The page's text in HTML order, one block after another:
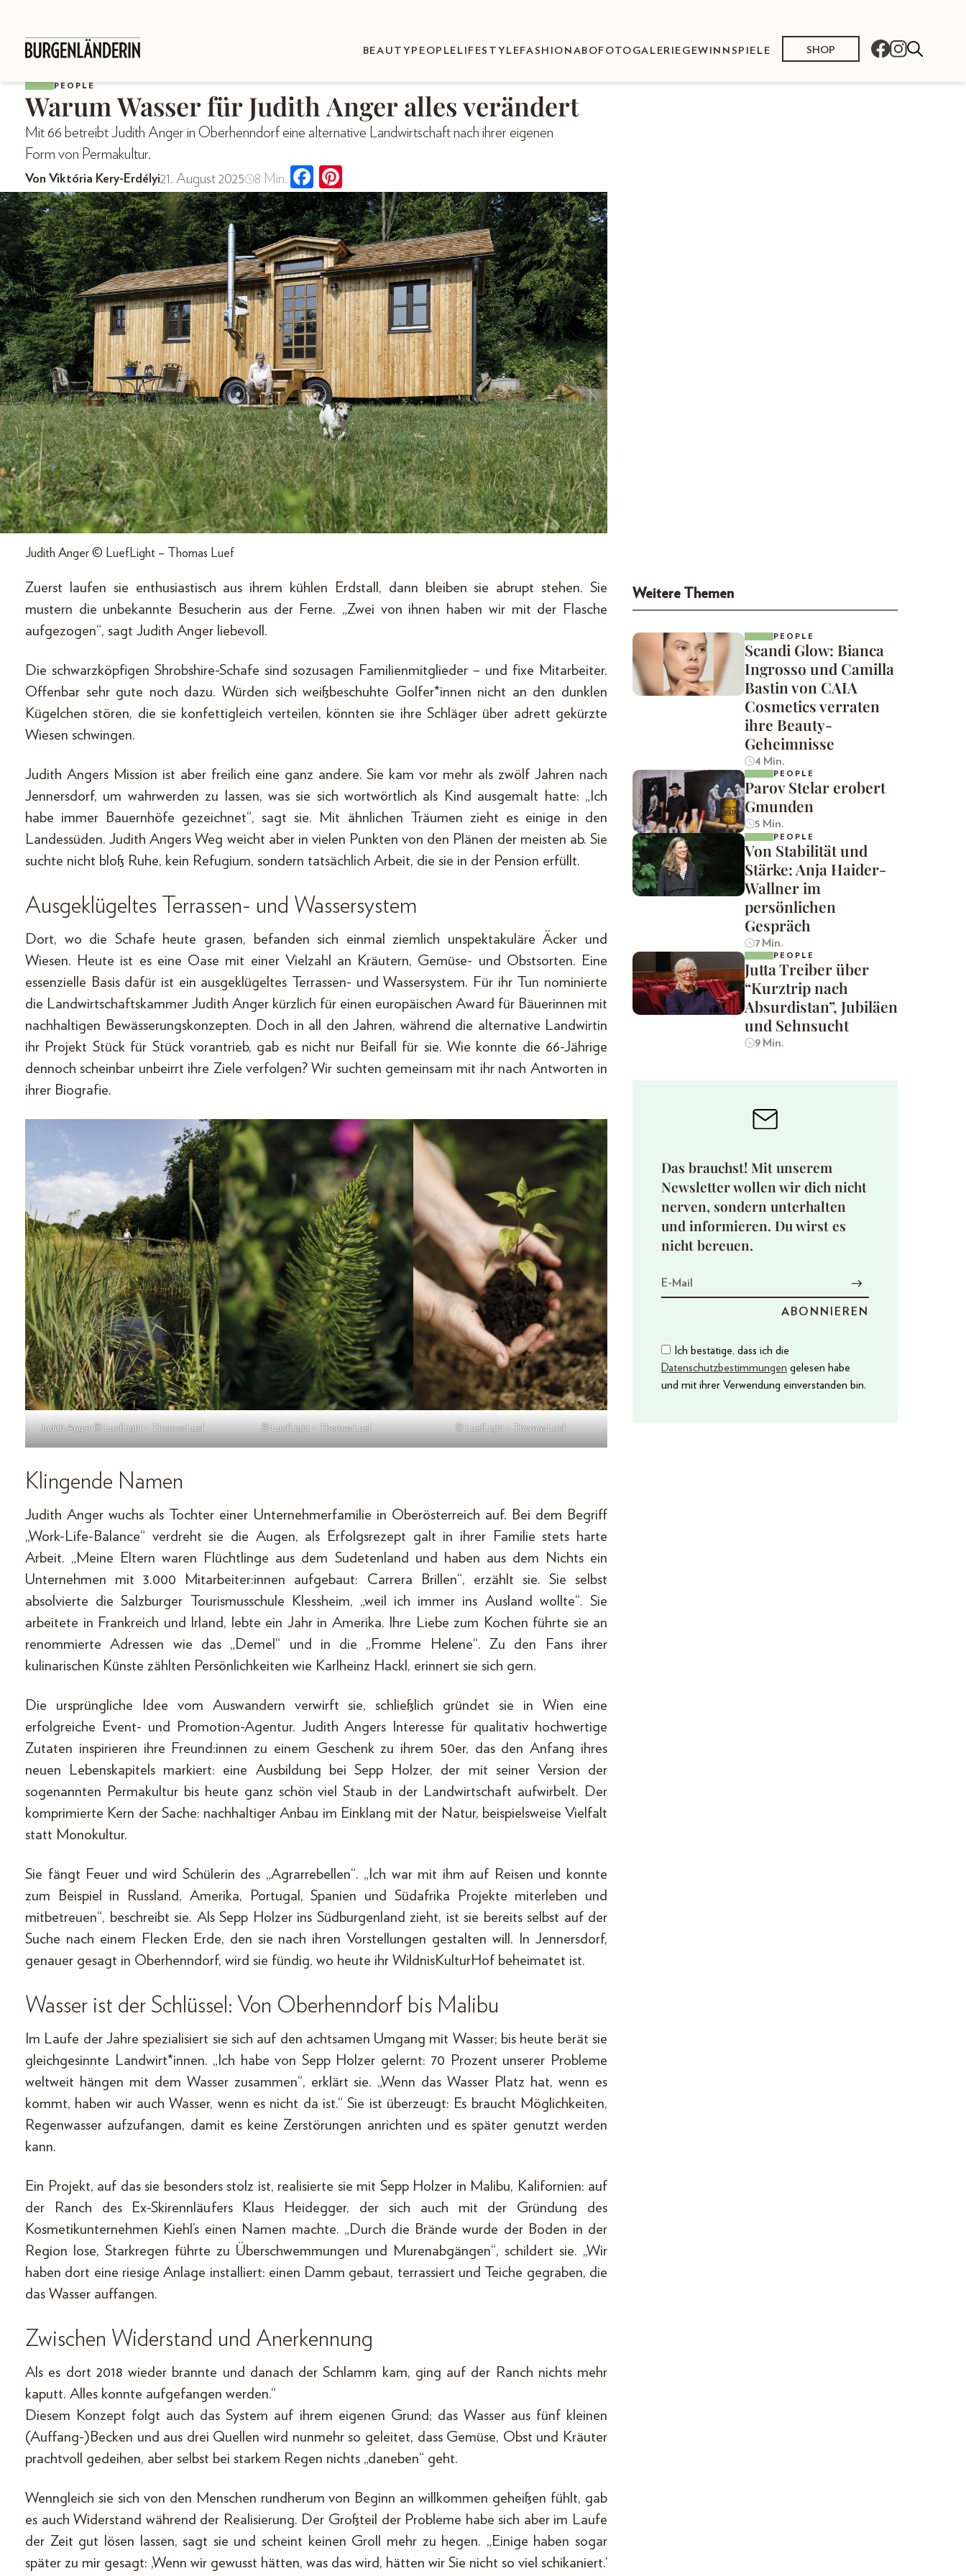
BEAUTY PEOPLE LIFESTYLEFASHION ABOFOTOGALERIE GEWINNSPIELE SHOP
PEOPLE
Warum Wasser für Judith Anger alles verändert
Mit 66 betreibt Judith Anger in Oberhenndorf eine alternative Landwirtschaft nach ihrer eigenen
Form von Permakultur.
Von Viktória Kery-Erdélyi21. August 2025 8 Min.
Judith Anger © LuefLight – Thomas Luef
Zuerst laufen sie enthusiastisch aus ihrem kühlen Erdstall, dann bleiben sie abrupt stehen. Sie
mustern die unbekannte Besucherin aus der Ferne. „Zwei von ihnen haben wir mit der Flasche
aufgezogen“, sagt Judith Anger liebevoll.
Die schwarzköpfigen Shrobshire-Schafe sind sozusagen Familien­mitglieder – und fixe Mitarbeiter.
Offenbar sehr gute noch dazu. Würden sich weißbeschuhte Golfer*innen nicht an den dunklen
Kügelchen stören, die sie konfettigleich verteilen, könnten sie ihre Schläger über adrett gekürzte
Wiesen schwingen.
Judith Angers Mission ist aber freilich eine ganz andere. Sie kam vor mehr als zwölf Jahren nach
Jennersdorf, um wahrwerden zu lassen, was sie sich wortwörtlich als Kind ausgemalt hatte: „Ich
habe immer Bauernhöfe gezeichnet“, sagt sie. Mit ähnlichen Träumen zieht es einige in den
Landessüden. Judith Angers Weg weicht aber in vielen Punkten von den Plänen der meisten ab. Sie
suchte nicht bloß Ruhe, kein Refugium, sondern tatsächlich Arbeit, die sie in der Pension erfüllt.
Ausgeklügeltes Terrassen- und Wassersystem
Dort, wo die Schafe heute grasen, befanden sich einmal ziemlich unspektakuläre Äcker und
Wiesen. Heute ist es eine Oase mit einer Vielzahl an Kräutern, Gemüse- und Obstsorten. Eine
essenzielle Basis dafür ist ein ausgeklügeltes Terrassen- und Wassersystem. Für ihr Tun nominierte
die Landwirtschaftskammer Judith Anger kürzlich für einen europäischen Award für Bäuerinnen mit
nachhaltigen Bewässerungskonzepten. Doch in all den Jahren, während die alternative Landwirtin
ihr Projekt Stück für Stück vorantrieb, gab es nicht nur Beifall für sie. Wie konnte die 66-Jährige
dennoch scheinbar unbeirrt ihre Ziele verfolgen? Wir suchten gemeinsam mit ihr nach Antworten in
ihrer Biografie.
Judith Anger © LuefLight – Thomas Luef © LuefLight – Thomas Luef © LuefLight – Thomas Luef
Klingende Namen
Judith Anger wuchs als Tochter einer Unternehmerfamilie in Oberösterreich auf. Bei dem Begriff
„Work-Life-Balance“ verdreht sie die Augen, als Erfolgsrezept galt in ihrer Familie stets harte
Arbeit. „Meine Eltern waren Flüchtlinge aus dem Sudetenland und haben aus dem Nichts ein
Unternehmen mit 3.000 Mitarbeiter:innen aufgebaut: Carrera Brillen“, erzählt sie. Sie selbst
absolvierte die Salzburger Tourismusschule Klessheim, „weil ich immer ins Ausland wollte“. Sie
arbeitete in Frankreich und Irland, lebte ein Jahr in Amerika. Ihre Liebe zum Kochen führte sie an
renommierte Adressen wie das „Demel“ und in die „Fromme Helene“. Zu den Fans ihrer
kulinarischen Künste zählten Persönlichkeiten wie Karlheinz Hackl, erinnert sie sich gern.
Die ursprüngliche Idee vom Auswandern verwirft sie, schließlich gründet sie in Wien eine
erfolgreiche Event- und Promotion-Agentur. Judith Angers Interesse für qualitativ hochwertige
Zutaten inspirieren ihre Freund:innen zu einem Geschenk zu ihrem 50er, das den Anfang ihres
neuen Lebenskapitels markiert: eine Ausbildung bei Sepp Holzer, der mit seiner Version der
sogenannten Permakultur bis heute ganz schön viel Staub in der Landwirtschaft aufwirbelt. Der
komprimierte Kern der Sache: nachhaltiger Anbau im Einklang mit der Natur, beispielsweise Vielfalt
statt Monokultur.
Sie fängt Feuer und wird Schülerin des „Agrarrebellen“. „Ich war mit ihm auf Reisen und konnte
zum Beispiel in Russland, Amerika, Portugal, Spanien und Südafrika Projekte miterleben und
mitbetreuen“, beschreibt sie. Als Sepp Holzer ins Südburgenland zieht, ist sie bereits selbst auf der
Suche nach einem Flecken Erde, den sie nach ihren Vorstellungen gestalten will. In Jennersdorf,
genauer gesagt in Oberhenndorf, wird sie fündig, wo heute ihr WildnisKulturHof beheimatet ist.
Wasser ist der Schlüssel: Von Oberhenndorf bis Malibu
Im Laufe der Jahre spezialisiert sie sich auf den achtsamen Umgang mit Wasser; bis heute berät sie
gleichgesinnte Landwirt*innen. „Ich habe von Sepp Holzer gelernt: 70 Prozent unserer Probleme
weltweit hängen mit dem Wasser zusammen“, erklärt sie. „Wenn das Wasser Platz hat, wenn es
kommt, haben wir auch Wasser, wenn es nicht da ist.“ Sie ist überzeugt: Es braucht Möglichkeiten,
Regenwasser aufzufangen, damit es keine Zerstörungen anrichten und es später genutzt werden
kann.
Ein Projekt, auf das sie besonders stolz ist, realisierte sie mit Sepp Holzer in Malibu, Kalifornien: auf
der Ranch des Ex-Skirennläufers Klaus Heidegger, der sich auch mit der Gründung des
Kosmetikunternehmen Kiehl’s einen Namen machte. „Durch die Brände wurde der Boden in der
Region lose, Starkregen führte zu Überschwemmungen und Murenabgängen“, schildert sie. „Wir
haben dort eine riesige Anlage installiert: einen Damm gebaut, terrassiert und Teiche gegraben, die
das Wasser auffangen.
Zwischen Widerstand und Anerkennung
Als es dort 2018 wieder brannte und danach der Schlamm kam, ging auf der Ranch nichts mehr
kaputt. Alles konnte aufgefangen werden.“
Diesem Konzept folgt auch das System auf ihrem eigenen Grund; das Wasser aus fünf kleinen
(Auffang-)Becken und aus drei Quellen wird nunmehr so geleitet, dass Gemüse, Obst und Kräuter
prachtvoll gedeihen, aber selbst bei starkem Regen nichts „daneben“ geht.
Wenngleich sie sich von den Menschen rundherum von Beginn an willkommen geheißen fühlt, gab
es auch Widerstand während der Realisierung. Der Großteil der Probleme habe sich aber im Laufe
der Zeit gut lösen lassen, sagt sie und scheint keinen Groll mehr zu hegen. „Einige haben sogar
später zu mir gesagt: ,Wenn wir gewusst hätten, was das wird, hätten wir Sie nicht so viel schikaniert.‘
Weitere Themen
PEOPLE
Scandi Glow: Bianca
Ingrosso und Camilla
Bastin von CAIA
Cosmetics verraten
ihre Beauty-
Geheimnisse
4 Min.
PEOPLE
Parov Stelar erobert
Gmunden
5 Min.
PEOPLE
Von Stabilität und
Stärke: Anja Haider-
Wallner im
persönlichen
Gespräch
7 Min.
PEOPLE
Jutta Treiber über
“Kurztrip nach
Absurdistan”, Jubiläen
und Sehnsucht
9 Min.
Das brauchst! Mit unserem
Newsletter wollen wir dich nicht
nerven, sondern unterhalten
und informieren. Du wirst es
nicht bereuen.
Ich bestätige, dass ich die
Datenschutzbestimmungen gelesen habe
und mit ihrer Verwendung einverstanden bin.